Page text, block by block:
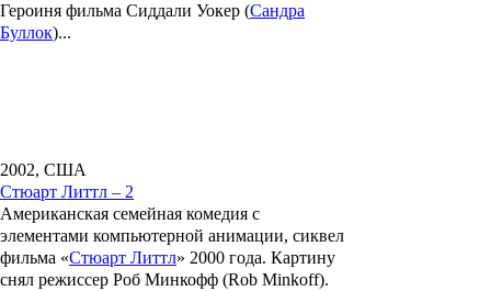
Героиня фильма Сиддали Уокер (Сандра
Буллок)...
2002, США
Стюарт Литтл – 2
Американская семейная комедия с
элементами компьютерной анимации, сиквел
фильма «Стюарт Литтл» 2000 года. Картину
снял режиссер Роб Минкофф (Rob Minkoff).